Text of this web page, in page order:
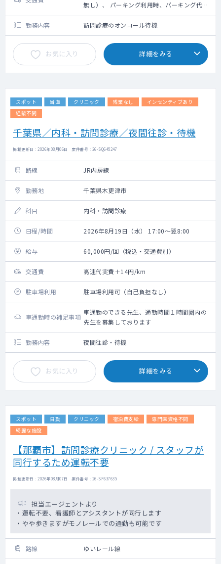
無し）、 パーキング利用時、パーキング代は
その場で看護師が清算します
勤務内容
訪問診療のオンコール待機
お気に入り 詳細をみる
スポット 当直 クリニック 残業なし
インセンティブあり
経験不問
千葉県／内科・訪問診療／夜間往診・待機
掲載更新日 : 2026年08月06日 案件番号 : 26-SQ645247
路線 JR内房線
勤務地 千葉県木更津市
科目 内科・訪問診療
日程/時間 2026年8月19日（水） 17:00～翌8:00
給与 60,000円/回（税込・交通費別）
交通費 高速代実費＋14円/km
駐車場利用 駐車場利用可（自己負担なし）
車通勤時の補足事項
車通勤のできる先生、通勤時間１時間圏内の
先生を募集しております
勤務内容 夜間往診・待機
お気に入り 詳細をみる
スポット 日勤 クリニック 宿泊費支給
専門医資格不問
綺麗な施設
【那覇市】訪問診療クリニック / スタッフが
同行するため運転不要
掲載更新日 : 2026年08月07日 案件番号 : 26-SF637635
担当エージェントより
・運転不要、看護師とアシスタントが同行します
・やや歩きますがモノレールでの通勤も可能です
路線 ゆいレール線